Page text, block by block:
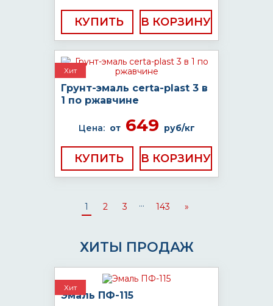
КУПИТЬ
Хит
Грунт-эмаль certa-plast 3 в
1 по ржавчине
Цена: от649 руб/кг
КУПИТЬ
1 2 3 ... 143 »
ХИТЫ ПРОДАЖ
Хит
Эмаль ПФ-115